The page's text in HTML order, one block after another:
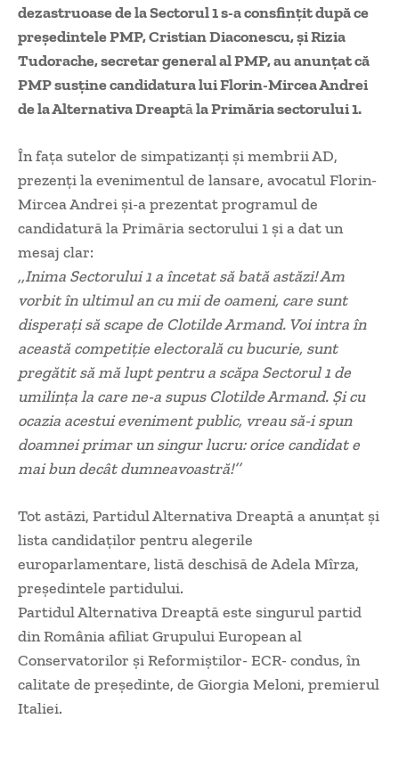
dezastruoase de la Sectorul 1 s-a consfințit după ce
președintele PMP, Cristian Diaconescu, și Rizia
Tudorache, secretar general al PMP, au anunțat că
PMP susține candidatura lui Florin-Mircea Andrei
de la Alternativa Dreaptăla Primăria sectorului 1.
În fața sutelor de simpatizanți și membrii AD,
prezenți la evenimentul de lansare, avocatul Florin-
Mircea Andrei și-a prezentat programul de
candidatură la Primăria sectorului 1 și a dat un
mesaj clar:
,,Inima Sectorului 1 a încetat să bată astăzi! Am
vorbit în ultimul an cu mii de oameni, care sunt
disperați să scape de Clotilde Armand. Voi intra în
această competiție electorală cu bucurie, sunt
pregătit să mă lupt pentru a scăpa Sectorul 1 de
umilința la care ne-a supus Clotilde Armand. Și cu
ocazia acestui eveniment public, vreau să-i spun
doamnei primar un singur lucru: orice candidat e
mai bun decât dumneavoastră!’’
Tot astăzi, Partidul Alternativa Dreaptă a anunțat și
lista candidaților pentru alegerile
europarlamentare, listă deschisă de Adela Mîrza,
președintele partidului.
Partidul Alternativa Dreaptă este singurul partid
din România afiliat Grupului European al
Conservatorilor și Reformiștilor- ECR- condus, în
calitate de președinte, de Giorgia Meloni, premierul
Italiei.